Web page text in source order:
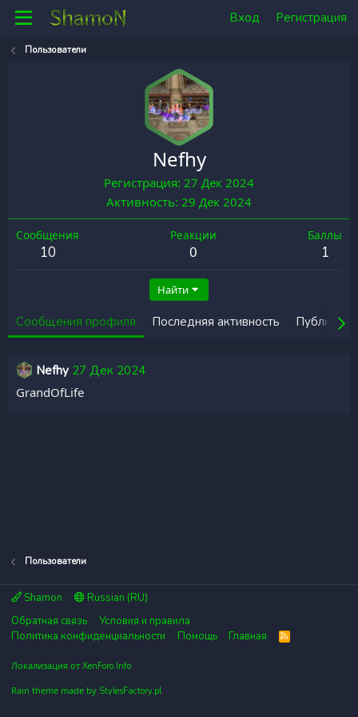
Вход Регистрация
Пользователи
Nefhy
Регистрация 27 Дек 2024
Активность 29 Дек 2024
Сообщения
10
Реакции
0
Баллы
1
Найти
Сообщения профиля Последняя активность
Nefhy 27 Дек 2024
GrandOfLife
Пользователи
Shamon
Russian (RU)
Обратная связь
Условия и правила
Политика конфиденциальности
Помощь Главная
R
S
Локализация от XenForo.Info
Rain theme made by StylesFactory.pl